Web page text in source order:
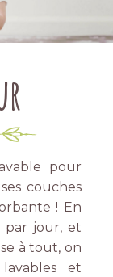
pour
couches
! En
par jour, et
à tout, on
et